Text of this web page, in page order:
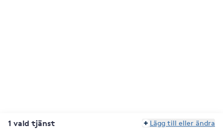
1 vald tjänst Lägg till eller ändra